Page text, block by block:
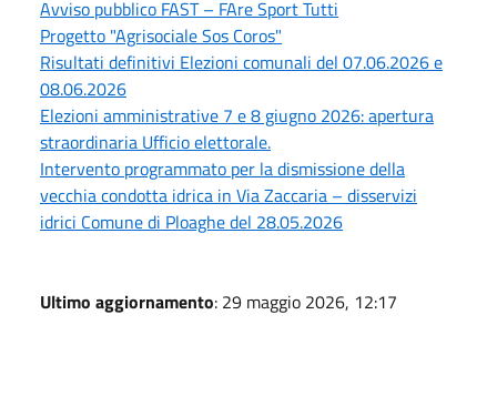
Avviso pubblico FAST – FAre Sport Tutti
Progetto "Agrisociale Sos Coros"
Risultati definitivi Elezioni comunali del 07.06.2026 e
08.06.2026
Elezioni amministrative 7 e 8 giugno 2026: apertura
straordinaria Ufficio elettorale.
Intervento programmato per la dismissione della
vecchia condotta idrica in Via Zaccaria – disservizi
idrici Comune di Ploaghe del 28.05.2026
Ultimo aggiornamento: 29 maggio 2026, 12:17